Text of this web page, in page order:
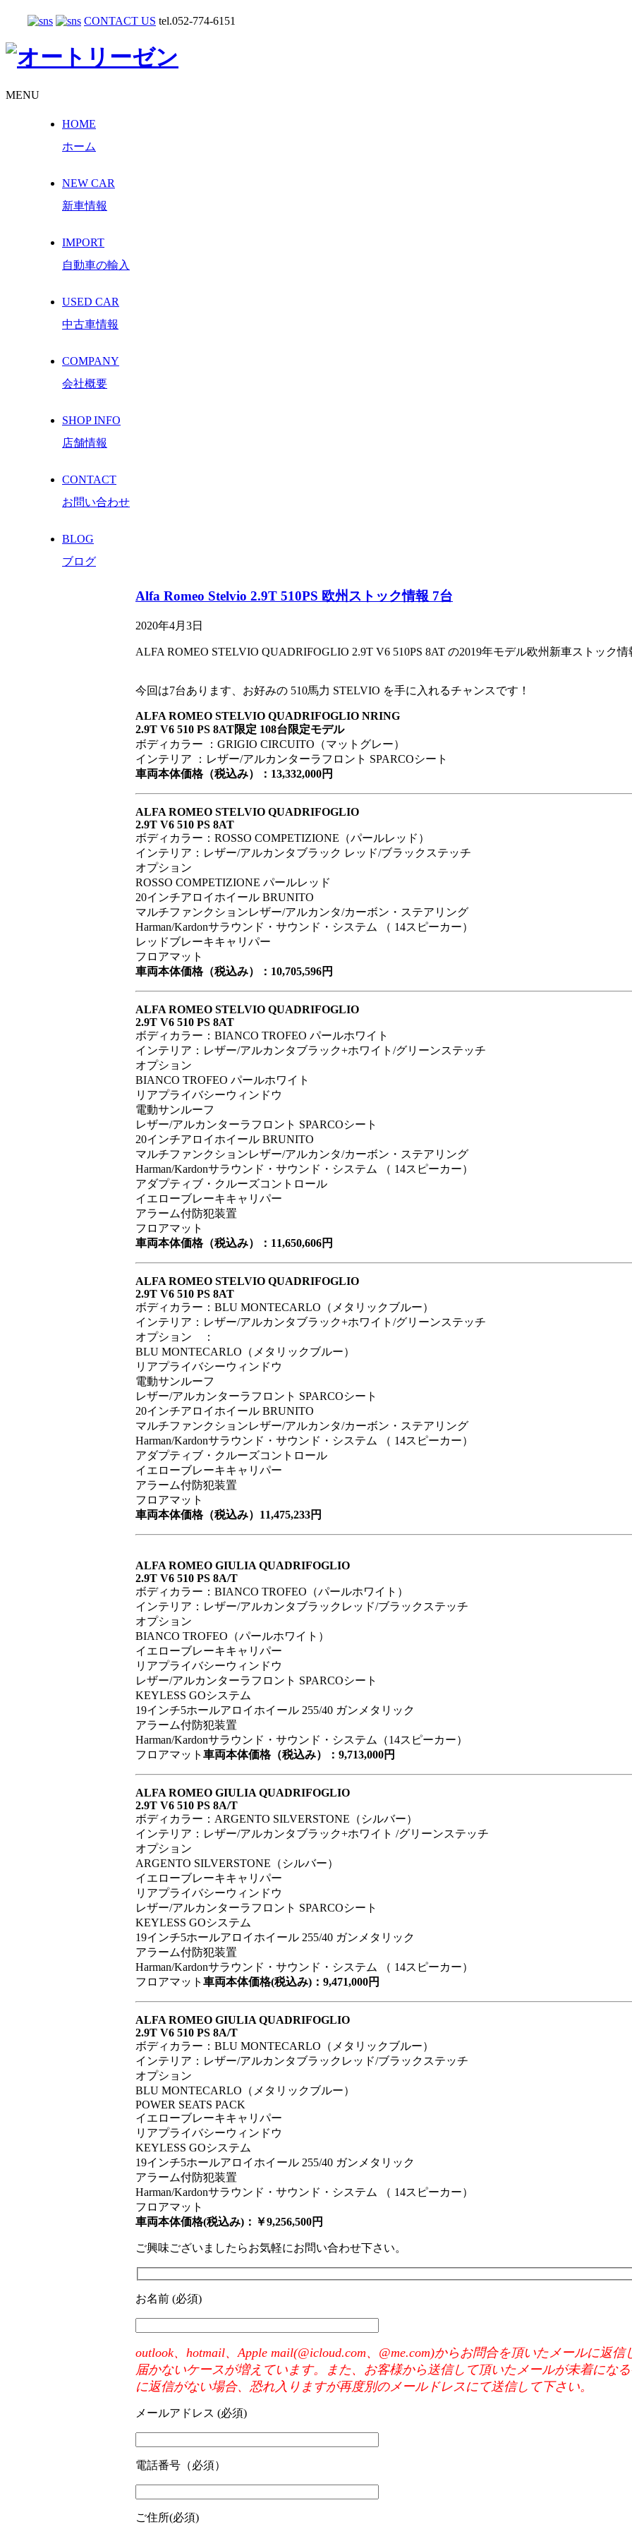
CONTACT US tel.052-774-6151
MENU
HOME
ホーム
NEW CAR
新車情報
IMPORT
自動車の輸入
USED CAR
中古車情報
COMPANY
会社概要
SHOP INFO
店舗情報
CONTACT
お問い合わせ
BLOG
ブログ
Alfa Romeo Stelvio 2.9T 510PS 欧州ストック情報 7台
2020年4月3日
ALFA ROMEO STELVIO QUADRIFOGLIO 2.9T V6 510PS 8AT の2019年モデル欧州新車ストック情
今回は7台あります、お好みの 510馬力 STELVIO を手に入れるチャンスです！
ALFA ROMEO STELVIO QUADRIFOGLIO NRING
2.9T V6 510 PS 8AT限定 108台限定モデル
ボディカラー ：GRIGIO CIRCUITO（マットグレー）
インテリア ：レザー/アルカンターラフロント SPARCOシート
車両本体価格（税込み）：13,332,000円
ALFA ROMEO STELVIO QUADRIFOGLIO
2.9T V6 510 PS 8AT
ボディカラー：ROSSO COMPETIZIONE（パールレッド）
インテリア：レザー/アルカンタブラック レッド/ブラックステッチ
オプション
ROSSO COMPETIZIONE パールレッド
20インチアロイホイール BRUNITO
マルチファンクションレザー/アルカンタ/カーボン・ステアリング
Harman/Kardonサラウンド・サウンド・システム （ 14スピーカー）
レッドブレーキキャリパー
フロアマット
車両本体価格（税込み）：10,705,596円
ALFA ROMEO STELVIO QUADRIFOGLIO
2.9T V6 510 PS 8AT
ボディカラー：BIANCO TROFEO パールホワイト
インテリア：レザー/アルカンタブラック+ホワイト/グリーンステッチ
オプション
BIANCO TROFEO パールホワイト
リアプライバシーウィンドウ
電動サンルーフ
レザー/アルカンターラフロント SPARCOシート
20インチアロイホイール BRUNITO
マルチファンクションレザー/アルカンタ/カーボン・ステアリング
Harman/Kardonサラウンド・サウンド・システム （ 14スピーカー）
アダプティブ・クルーズコントロール
イエローブレーキキャリパー
アラーム付防犯装置
フロアマット
車両本体価格（税込み）：11,650,606円
ALFA ROMEO STELVIO QUADRIFOGLIO
2.9T V6 510 PS 8AT
ボディカラー：BLU MONTECARLO（メタリックブルー）
インテリア：レザー/アルカンタブラック+ホワイト/グリーンステッチ
オプション ：
BLU MONTECARLO（メタリックブルー）
リアプライバシーウィンドウ
電動サンルーフ
レザー/アルカンターラフロント SPARCOシート
20インチアロイホイール BRUNITO
マルチファンクションレザー/アルカンタ/カーボン・ステアリング
Harman/Kardonサラウンド・サウンド・システム （ 14スピーカー）
アダプティブ・クルーズコントロール
イエローブレーキキャリパー
アラーム付防犯装置
フロアマット
車両本体価格（税込み）11,475,233円
ALFA ROMEO GIULIA QUADRIFOGLIO
2.9T V6 510 PS 8A/T
ボディカラー：BIANCO TROFEO（パールホワイト）
インテリア：レザー/アルカンタブラックレッド/ブラックステッチ
オプション
BIANCO TROFEO（パールホワイト）
イエローブレーキキャリパー
リアプライバシーウィンドウ
レザー/アルカンターラフロント SPARCOシート
KEYLESS GOシステム
19インチ5ホールアロイホイール 255/40 ガンメタリック
アラーム付防犯装置
Harman/Kardonサラウンド・サウンド・システム（14スピーカー）
フロアマット 車両本体価格（税込み）：9,713,000円
ALFA ROMEO GIULIA QUADRIFOGLIO
2.9T V6 510 PS 8A/T
ボディカラー：ARGENTO SILVERSTONE（シルバー）
インテリア：レザー/アルカンタブラック+ホワイト /グリーンステッチ
オプション
ARGENTO SILVERSTONE（シルバー）
イエローブレーキキャリパー
リアプライバシーウィンドウ
レザー/アルカンターラフロント SPARCOシート
KEYLESS GOシステム
19インチ5ホールアロイホイール 255/40 ガンメタリック
アラーム付防犯装置
Harman/Kardonサラウンド・サウンド・システム （ 14スピーカー）
フロアマット 車両本体価格(税込み)：9,471,000円
ALFA ROMEO GIULIA QUADRIFOGLIO
2.9T V6 510 PS 8A/T
ボディカラー：BLU MONTECARLO（メタリックブルー）
インテリア：レザー/アルカンタブラックレッド/ブラックステッチ
オプション
BLU MONTECARLO（メタリックブルー）
POWER SEATS PACK
イエローブレーキキャリパー
リアプライバシーウィンドウ
KEYLESS GOシステム
19インチ5ホールアロイホイール 255/40 ガンメタリック
アラーム付防犯装置
Harman/Kardonサラウンド・サウンド・システム （ 14スピーカー）
フロアマット
車両本体価格(税込み)：￥9,256,500円
ご興味ございましたらお気軽にお問い合わせ下さい。
お名前 (必須)
outlook、hotmail、Apple mail(@icloud.com、@me.com)からお問合を頂いたメールに返
届かないケースが増えています。また、お客様から送信して頂いたメールが未着にな
に返信がない場合、恐れ入りますが再度別のメールドレスにて送信して下さい。
メールアドレス (必須)
電話番号（必須）
ご住所(必須)